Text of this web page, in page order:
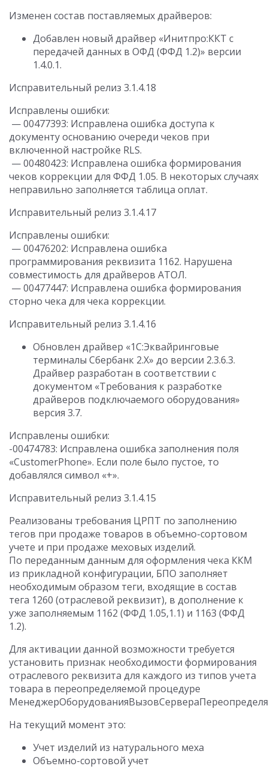
Изменен состав поставляемых драйверов:
Добавлен новый драйвер «Инитпро:ККТ с
передачей данных в ОФД (ФФД 1.2)» версии
1.4.0.1.
Исправительный релиз 3.1.4.18
Исправлены ошибки:
— 00477393: Исправлена ошибка доступа к
документу основанию очереди чеков при
включенной настройке RLS.
— 00480423: Исправлена ошибка формирования
чеков коррекции для ФФД 1.05. В некоторых случаях
неправильно заполняется таблица оплат.
Исправительный релиз 3.1.4.17
Исправлены ошибки:
— 00476202: Исправлена ошибка
программирования реквизита 1162. Нарушена
совместимость для драйверов АТОЛ.
— 00477447: Исправлена ошибка формирования
сторно чека для чека коррекции.
Исправительный релиз 3.1.4.16
Обновлен драйвер «1С:Эквайринговые
терминалы Сбербанк 2.Х» до версии 2.3.6.3.
Драйвер разработан в соответствии с
документом «Требования к разработке
драйверов подключаемого оборудования»
версия 3.7.
Исправлены ошибки:
-00474783: Исправлена ошибка заполнения поля
«CustomerPhone». Если поле было пустое, то
добавлялся символ «+».
Исправительный релиз 3.1.4.15
Реализованы требования ЦРПТ по заполнению
тегов при продаже товаров в объемно-сортовом
учете и при продаже меховых изделий.
По переданным данным для оформления чека ККМ
из прикладной конфигурации, БПО заполняет
необходимым образом теги, входящие в состав
тега 1260 (отраслевой реквизит), в дополнение к
уже заполняемым 1162 (ФФД 1.05,1.1) и 1163 (ФФД
1.2).
Для активации данной возможности требуется
установить признак необходимости формирования
отраслевого реквизита для каждого из типов учета
товара в переопределяемой процедуре
На текущий момент это:
Учет изделий из натурального меха
Объемно-сортовой учет